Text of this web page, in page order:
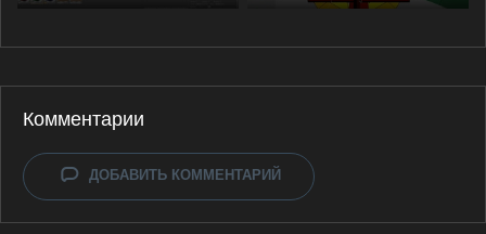
Комментарии
ДОБАВИТЬ КОММЕНТАРИЙ